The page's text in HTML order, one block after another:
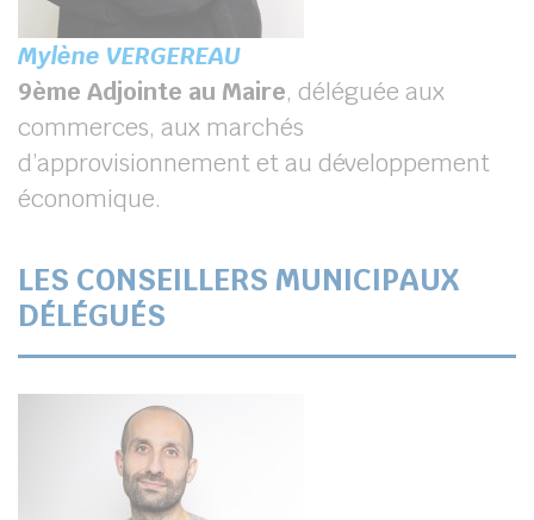
Mylène VERGEREAU
9ème Adjointe au Maire, déléguée aux
commerces, aux marchés
d’approvisionnement et au développement
économique.
LES CONSEILLERS MUNICIPAUX
DÉLÉGUÉS